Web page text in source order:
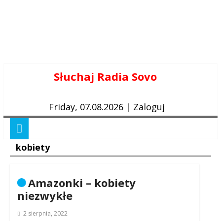
Słuchaj Radia Sovo
Friday, 07.08.2026 | Zaloguj
kobiety
Amazonki – kobiety
niezwykłe
2 sierpnia, 2022